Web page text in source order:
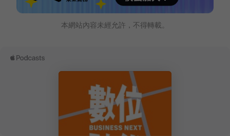
本網站內容未經允許，不得轉載。